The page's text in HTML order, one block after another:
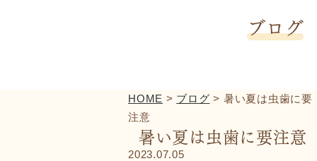
ブログ
HOME > ブログ > 暑い夏は虫歯に要
注意
暑い夏は虫歯に要注意
2023.07.05